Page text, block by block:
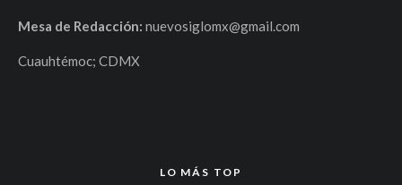
Mesa de Redacción: nuevosiglomx@gmail.com
Cuauhtémoc; CDMX
LO MÁS TOP